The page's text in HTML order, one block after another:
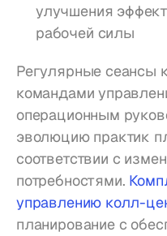
улучшения
рабочей силы
Регулярные сеансы
командами
операционным
эволюцию практик
соответствии с
потребностями.
управлению колл-
планирование с